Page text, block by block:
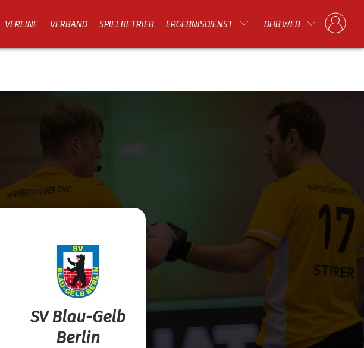
VEREINE VERBAND SPIELBETRIEB ERGEBNISDIENST DHB WEB
SV Blau-Gelb
Berlin